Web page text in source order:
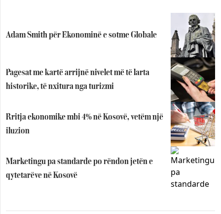
Adam Smith për Ekonominë e sotme Globale
Pagesat me kartë arrijnë nivelet më të larta
historike, të nxitura nga turizmi
Rritja ekonomike mbi 4% në Kosovë, vetëm një
iluzion
Marketingu pa standarde po rëndon jetën e
qytetarëve në Kosovë